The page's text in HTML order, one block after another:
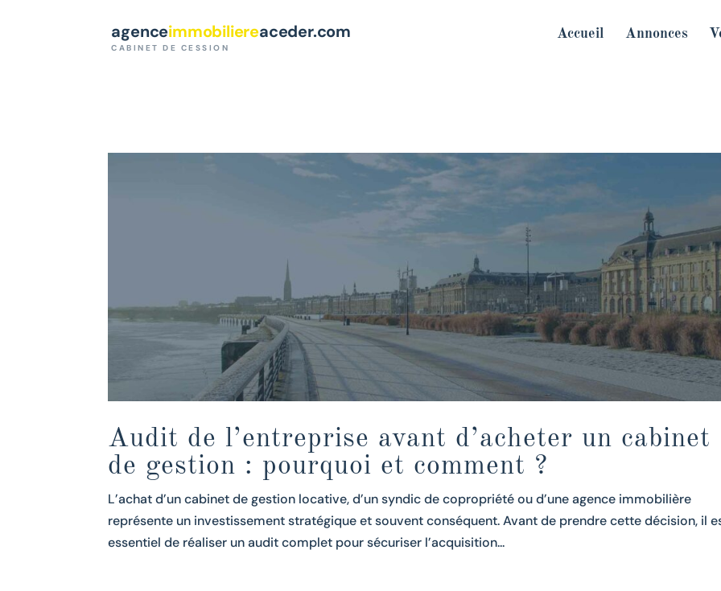
agenceimmobiliereaceder.com
CABINET DE CESSION
Accueil Annonces
Audit de l’entreprise avant d’acheter un cabinet
de gestion : pourquoi et comment ?
L’achat d’un cabinet de gestion locative, d’un syndic de copropriété ou d’une agence immobilière
représente un investissement stratégique et souvent conséquent. Avant de prendre cette décision, il
essentiel de réaliser un audit complet pour sécuriser l’acquisition...